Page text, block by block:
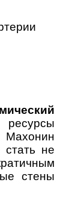
ресурсы
Махонин
стать не
стены